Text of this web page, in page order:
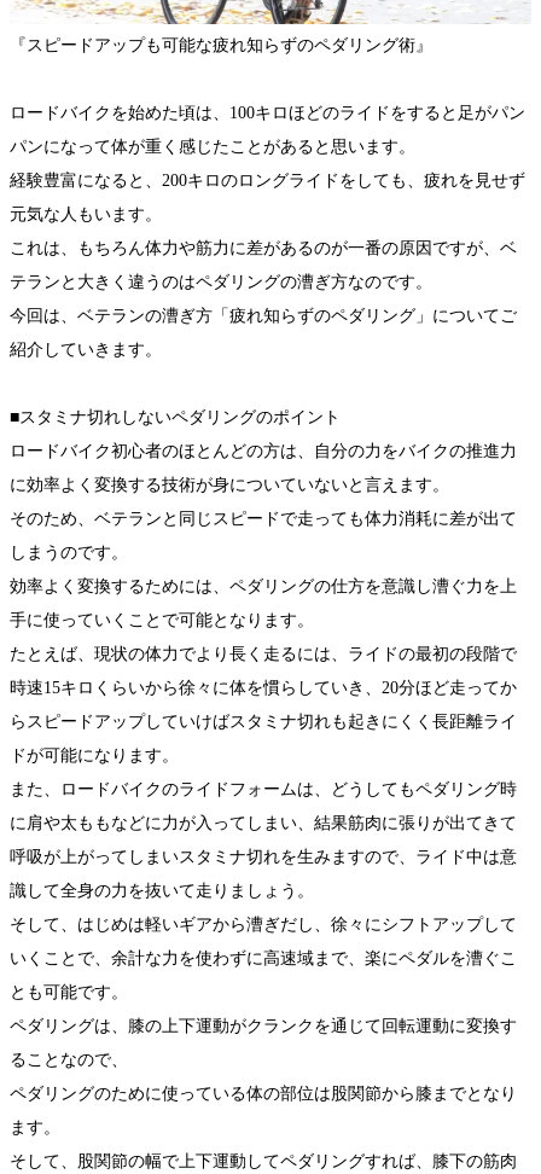
『スピードアップも可能な疲れ知らずのペダリング術』
ロードバイクを始めた頃は、100キロほどのライドをすると足がパン
パンになって体が重く感じたことがあると思います。
経験豊富になると、200キロのロングライドをしても、疲れを見せず
元気な人もいます。
これは、もちろん体力や筋力に差があるのが一番の原因ですが、ベ
テランと大きく違うのはペダリングの漕ぎ方なのです。
今回は、ベテランの漕ぎ方「疲れ知らずのペダリング」についてご
紹介していきます。
■スタミナ切れしないペダリングのポイント
ロードバイク初心者のほとんどの方は、自分の力をバイクの推進力
に効率よく変換する技術が身についていないと言えます。
そのため、ベテランと同じスピードで走っても体力消耗に差が出て
しまうのです。
効率よく変換するためには、ペダリングの仕方を意識し漕ぐ力を上
手に使っていくことで可能となります。
たとえば、現状の体力でより長く走るには、ライドの最初の段階で
時速15キロくらいから徐々に体を慣らしていき、20分ほど走ってか
らスピードアップしていけばスタミナ切れも起きにくく長距離ライ
ドが可能になります。
また、ロードバイクのライドフォームは、どうしてもペダリング時
に肩や太ももなどに力が入ってしまい、結果筋肉に張りが出てきて
呼吸が上がってしまいスタミナ切れを生みますので、ライド中は意
識して全身の力を抜いて走りましょう。
そして、はじめは軽いギアから漕ぎだし、徐々にシフトアップして
いくことで、余計な力を使わずに高速域まで、楽にペダルを漕ぐこ
とも可能です。
ペダリングは、膝の上下運動がクランクを通じて回転運動に変換す
ることなので、
ペダリングのために使っている体の部位は股関節から膝までとなり
ます。
そして、股関節の幅で上下運動してペダリングすれば、膝下の筋肉